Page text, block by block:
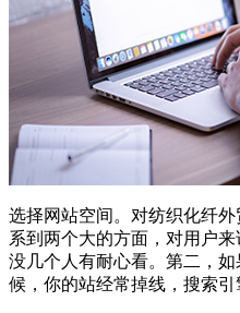
选择网站空间。对纺织化纤
系到两个大的方面，对用户
没几个人有耐心看。第二，
候，你的站经常掉线，搜索引